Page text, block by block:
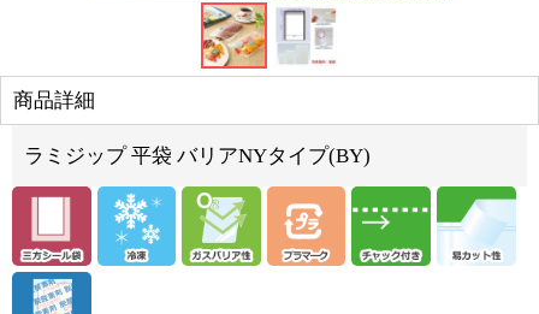
商品詳細
ラミジップ 平袋 バリアNYタイプ(BY)